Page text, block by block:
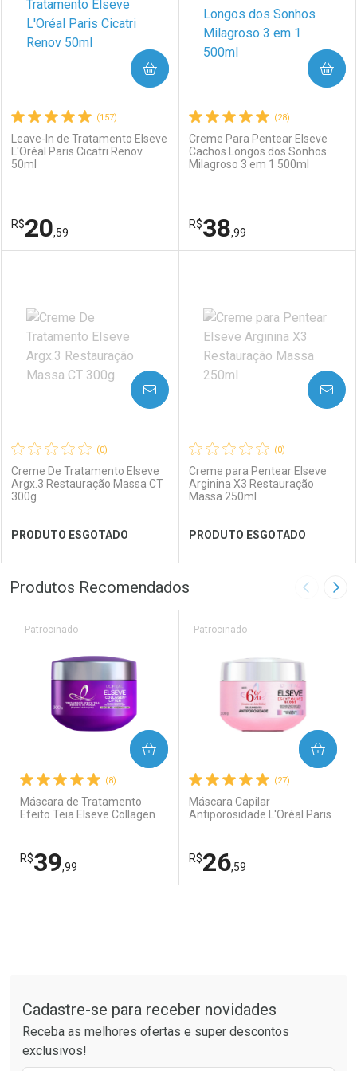
(157)
Leave-In de Tratamento Elseve
L'Oréal Paris Cicatri Renov
50ml
R$20,59
COMPRAR
Laboratório
Ativar Desconto
Por Menos
(28)
Creme Para Pentear Elseve
Cachos Longos dos Sonhos
Milagroso 3 em 1 500ml
R$38,99
COMPRAR
Laboratório
Por Menos
(0)
Creme De Tratamento Elseve
Argx.3 Restauração Massa CT
300g
PRODUTO ESGOTADO
AVISE-ME
FECHAR
Laboratório
FECHAR
Por Menos
(0)
Creme para Pentear Elseve
Arginina X3 Restauração
Massa 250ml
PRODUTO ESGOTADO
AVISE-ME
Laboratório
Por Menos
Produtos Recomendados Imagem
(8)
Máscara de Tratamento
Efeito Teia Elseve Collagen
Patrocinado
R$39,99
COMPRAR
(27)
Máscara Capilar
Antiporosidade L'Oréal Paris
Patrocinado
R$26,59
COMPRAR
Cadastre-se para receber novidades
Receba as melhores ofertas e super descontos
exclusivos!